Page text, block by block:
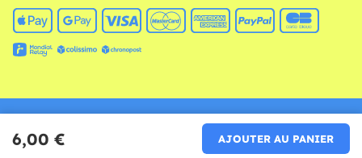
6,00 € AJOUTER AU PANIER
Copyright 2026 by Funidelia France